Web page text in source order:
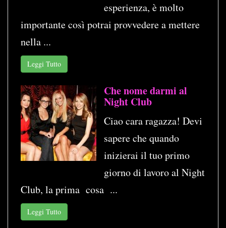
esperienza, è molto
importante così potrai provvedere a mettere
nella ...
Leggi Tutto
Che nome darmi al
Night Club
Ciao cara ragazza! Devi
sapere che quando
inizierai il tuo primo
giorno di lavoro al Night
Club, la prima cosa ...
Leggi Tutto